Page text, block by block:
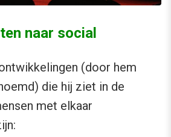
naar social
(door hem
die hij ziet in de
met elkaar